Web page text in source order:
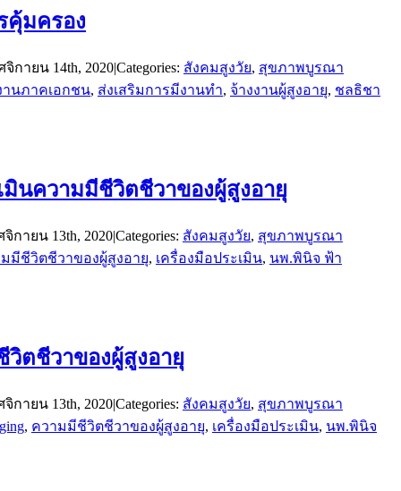
คุ้มครอง
กายน 14th, 2020|Categories: สังคมสูงวัย, สุขภาพบูรณา
านภาคเอกชน, ส่งเสริมการมีงานทำ, จ้างงานผู้สูงอายุ, ชลธิชา
มินความมีชีวิตชีวาของผู้สูงอายุ
กายน 13th, 2020|Categories: สังคมสูงวัย, สุขภาพบูรณา
มีชีวิตชีวาของผู้สูงอายุ, เครื่องมือประเมิน, นพ.พินิจ ฟ้า
วิตชีวาของผู้สูงอายุ
กายน 13th, 2020|Categories: สังคมสูงวัย, สุขภาพบูรณา
, ความมีชีวิตชีวาของผู้สูงอายุ, เครื่องมือประเมิน, นพ.พินิจ